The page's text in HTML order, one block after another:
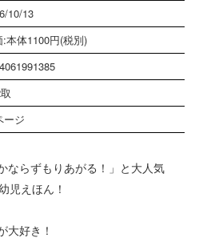
10/13
:本体1100円(税別)
ージ
ならずもりあがる！」と大人気
児えほん！
大好き！